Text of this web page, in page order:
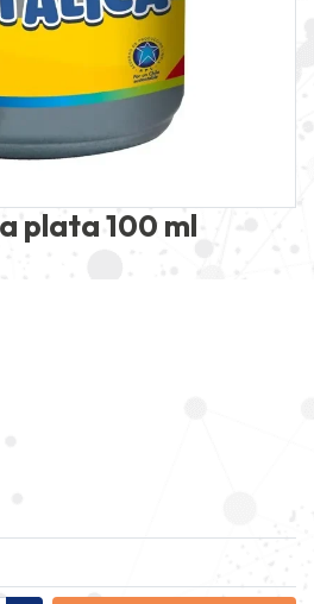
plata 100 ml